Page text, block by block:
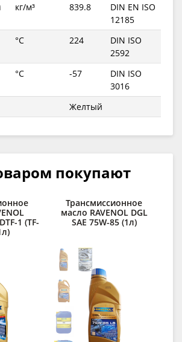
кг/м³ 839.8
DIN EN ISO
12185
°C 224
DIN ISO
2592
°C -57
DIN ISO
3016
Желтый
покупают
1 (TF-
Трансмиссионное
масло RAVENOL DGL
SAE 75W-85 (1л)